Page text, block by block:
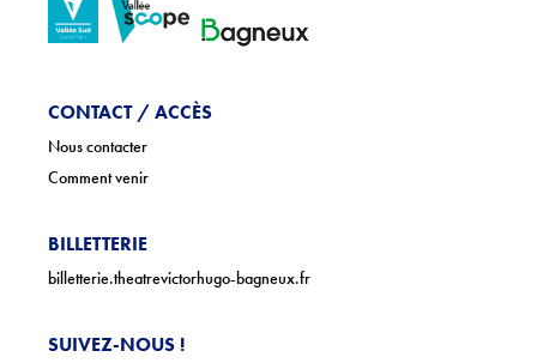
CONTACT / ACCÈS
Nous contacter
Comment venir
BILLETTERIE
billetterie.theatrevictorhugo-bagneux.fr
SUIVEZ-NOUS !